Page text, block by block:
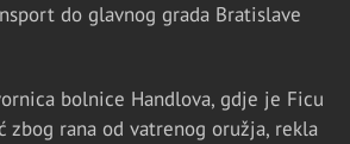
do glavnog grada Bratislave
bolnice Handlova, gdje je Ficu
zbog rana od vatrenog oružja, rekla